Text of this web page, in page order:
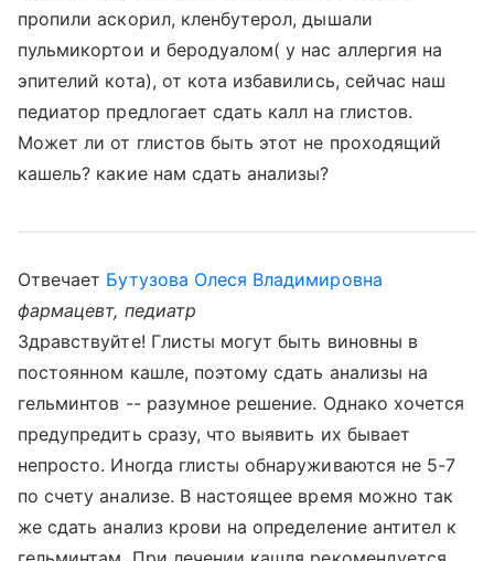
пропили аскорил, кленбутерол, дышали
пульмикортои и беродуалом( у нас аллергия на
эпителий кота), от кота избавились, сейчас наш
педиатор предлогает сдать калл на глистов.
Может ли от глистов быть этот не проходящий
кашель? какие нам сдать анализы?
Отвечает Бутузова Олеся Владимировна
фармацевт, педиатр
Здравствуйте! Глисты могут быть виновны в
постоянном кашле, поэтому сдать анализы на
гельминтов -- разумное решение. Однако хочется
предупредить сразу, что выявить их бывает
непросто. Иногда глисты обнаруживаются не 5-7
по счету анализе. В настоящее время можно так
же сдать анализ крови на определение антител к